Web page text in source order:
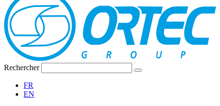
Rechercher
FR
EN